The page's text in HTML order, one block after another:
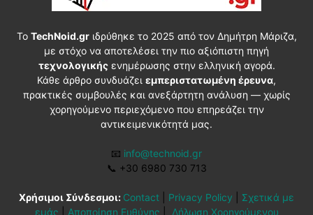
Το TechNoid.grιδρύθηκε το 2025 από τον Δημήτρη Μάριζα,
με στόχο να αποτελέσει την πιο αξιόπιστη πηγή
τεχνολογικήςενημέρωσης στην ελληνική αγορά.
Κάθε άρθρο συνδυάζει εμπεριστατωμένη έρευνα,
πρακτικές συμβουλές και ανεξάρτητη ανάλυση — χωρίς
χορηγούμενο περιεχόμενο που επηρεάζει την
αντικειμενικότητά μας.
📧 info@technoid.gr
📞 +30 6980 730 713
Χρήσιμοι Σύνδεσμοι: Contact Privacy Policy
Σχετικά με
εμάς
Αποποίηση Ευθύνης Δήλωση Χορηγούμενου